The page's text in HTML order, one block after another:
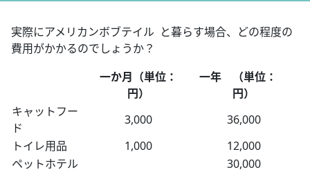
実際にアメリカンボブテイル と暮らす場合、どの程度の
費用がかかるのでしょうか？
一か月（単位：
円）
一年 （単位：
円）
キャットフー
ド
3,000
36,000
トイレ用品
1,000
12,000
ペットホテル
30,000